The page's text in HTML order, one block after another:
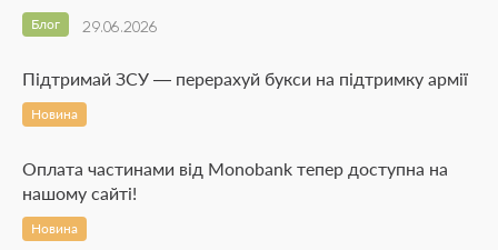
29.06.2026
Блог
Підтримай ЗСУ — перерахуй букси на підтримку армії
Новина
Оплата частинами від Monobank тепер доступна на
нашому сайті!
Новина